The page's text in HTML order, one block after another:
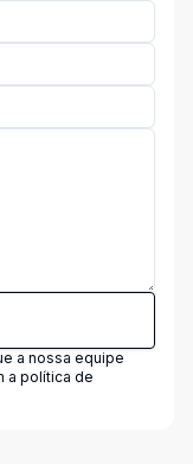
a nossa equipe
a política de